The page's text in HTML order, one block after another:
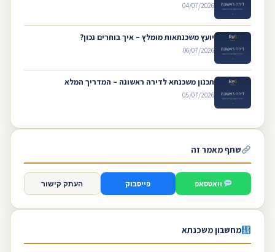
04/07/2026
יועץ משכנתאות מומלץ – איך בוחרים נכון?
06/07/2026
תכנון משכנתא לדירה ראשונה – המדריך המלא
05/07/2026
שתף מאמר זה
וואטסאפ פייסבוק העתק קישור
מחשבון משכנתא